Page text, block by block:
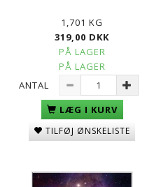
1,701 KG
319,00 DKK
PÅ LAGER
PÅ LAGER
ANTAL
LÆG I KURV
TILFØJ ØNSKELISTE